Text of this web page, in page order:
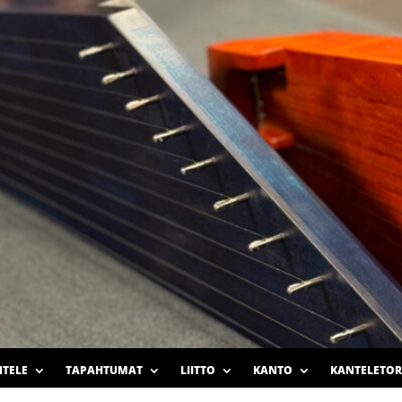
TAPAHTUMAT LIITTO KANTO